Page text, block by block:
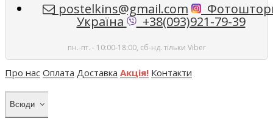
postelkins@gmail.com
Україна +38(093)921-79-39
пн.-пт. - 10:00-18:00, сб-нд. тільки Viber
Про нас Оплата Доставка Акція! Контакти
Всюди